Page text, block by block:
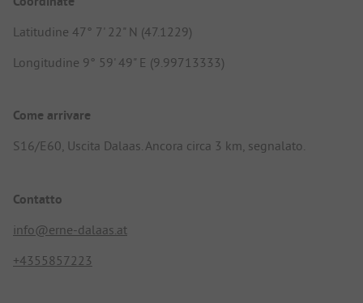
Latitudine 47° 7' 22" N (47.1229)
Longitudine 9° 59' 49" E (9.99713333)
Come arrivare
S16/E60, Uscita Dalaas. Ancora circa 3 km, segnalato.
Contatto
info@erne-dalaas.at
+4355857223